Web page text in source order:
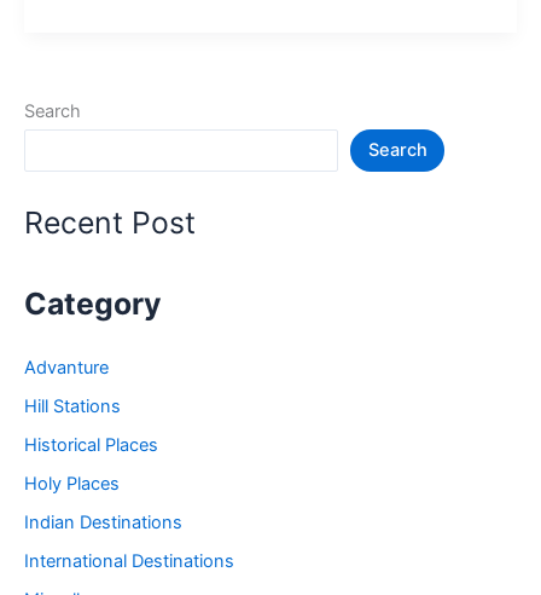
जगह
Places
Search
Search
Recent Post
Category
Advanture
Hill Stations
Historical Places
Holy Places
Indian Destinations
International Destinations